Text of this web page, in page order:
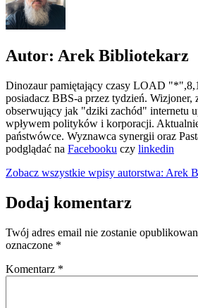
Autor: Arek Bibliotekarz
Dinozaur pamiętający czasy LOAD
posiadacz BBS-a przez tydzień. Wizjoner,
obserwujący jak "dziki zachód" internetu
wpływem polityków i korporacji.
państwówce. Wyznawca synergii oraz
podglądać na Facebooku czy linkedin
Zobacz wszystkie wpisy autorstwa: Arek
Dodaj komentarz
Twój adres email nie zostanie
oznaczone *
Komentarz *